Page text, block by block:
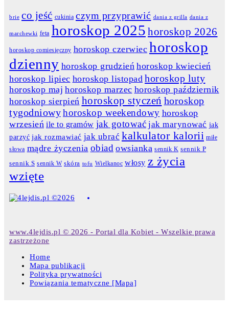
brie co jeść cukinia czym przyprawić dania z grilla dania z
marchewki feta horoskop 2025 horoskop 2026
horoskop comiesięczny horoskop czerwiec horoskop
dzienny horoskop grudzień horoskop kwiecień
horoskop lipiec horoskop listopad horoskop luty
horoskop maj horoskop marzec horoskop październik
horoskop sierpień horoskop styczeń horoskop
tygodniowyhoroskop weekendowy horoskop
wrzesień ile to gramów jak gotować jak marynować jak
parzyć jak rozmawiać jak ubrać kalkulator kalorii miłe
słowa mądre życzenia obiad owsianka sennik K sennik P
sennik S sennik W skóra tofu Wielkanoc włosy z życia
wzięte
www.4lejdis.pl © 2026 - Portal dla Kobiet - Wszelkie prawa
zastrzeżone
Home
Mapa publikacji
Polityka prywatności
Powiązania tematyczne [Mapa]